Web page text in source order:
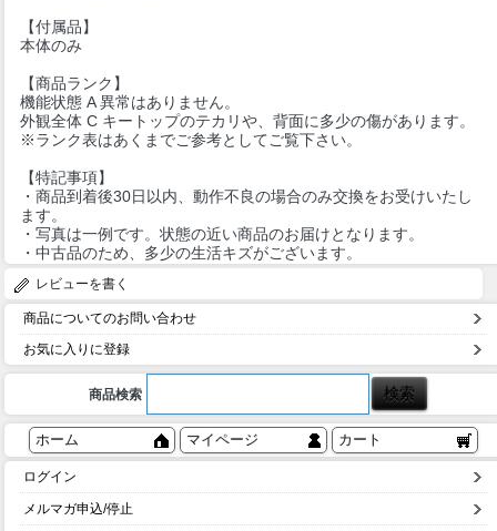
【付属品】
本体のみ
【商品ランク】
機能状態 A 異常はありません。
外観全体 C キートップのテカリや、背面に多少の傷があります。
※ランク表はあくまでご参考としてご覧下さい。
【特記事項】
・商品到着後30日以内、動作不良の場合のみ交換をお受けいたし
ます。
・写真は一例です。状態の近い商品のお届けとなります。
・中古品のため、多少の生活キズがございます。
レビューを書く
商品についてのお問い合わせ
お気に入りに登録
商品検索
ホーム マイページ カート
ログイン
メルマガ申込/停止